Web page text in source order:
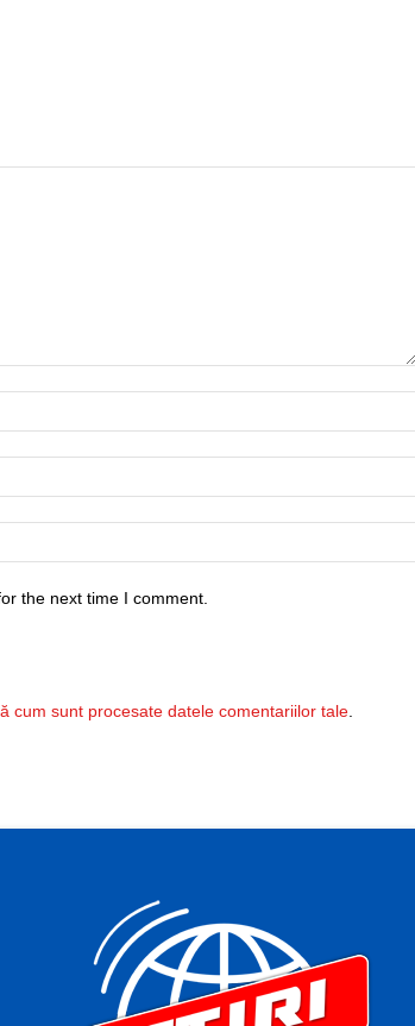
the next time I comment.
cum sunt procesate datele comentariilor tale